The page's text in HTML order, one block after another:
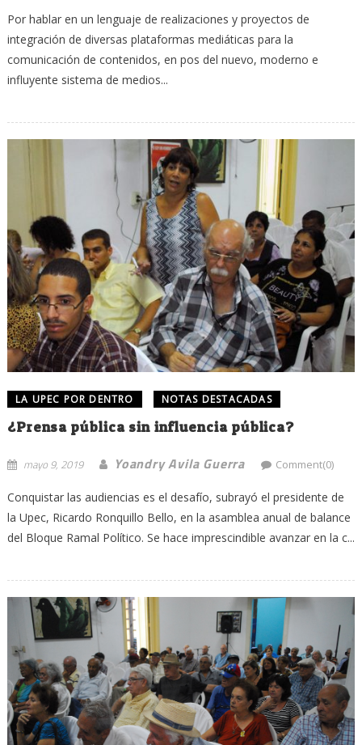
Por hablar en un lenguaje de realizaciones y proyectos de
integración de diversas plataformas mediáticas para la
comunicación de contenidos, en pos del nuevo, moderno e
influyente sistema de medios...
LA UPEC POR DENTRO NOTAS DESTACADAS
¿Prensa pública sin influencia pública?
mayo 9, 2019 Yoandry Avila Guerra Comment(0)
Conquistar las audiencias es el desafío, subrayó el presidente de
la Upec, Ricardo Ronquillo Bello, en la asamblea anual de balance
del Bloque Ramal Político. Se hace imprescindible avanzar en la c...